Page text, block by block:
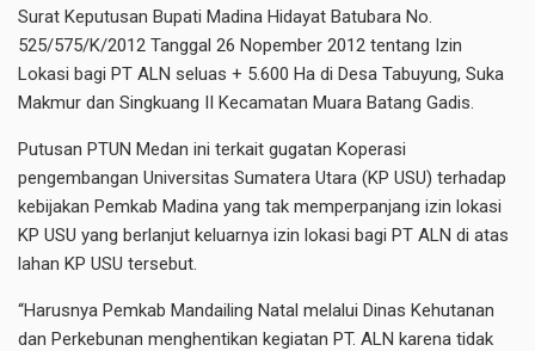
Surat Keputusan Bupati Madina Hidayat Batubara No.
525/575/K/2012 Tanggal 26 Nopember 2012 tentang Izin
Lokasi bagi PT ALN seluas + 5.600 Ha di Desa Tabuyung, Suka
Makmur dan Singkuang II Kecamatan Muara Batang Gadis.
Putusan PTUN Medan ini terkait gugatan Koperasi
pengembangan Universitas Sumatera Utara (KP USU) terhadap
kebijakan Pemkab Madina yang tak memperpanjang izin lokasi
KP USU yang berlanjut keluarnya izin lokasi bagi PT ALN di atas
lahan KP USU tersebut.
“Harusnya Pemkab Mandailing Natal melalui Dinas Kehutanan
dan Perkebunan menghentikan kegiatan PT. ALN karena tidak